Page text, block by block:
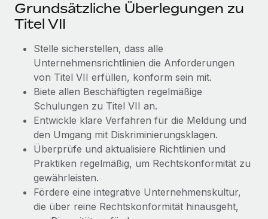
Grundsätzliche Überlegungen zu
Titel VII
Stelle sicherstellen, dass alle
Unternehmensrichtlinien die Anforderungen
von Titel VII erfüllen, konform sein mit.
Biete allen Beschäftigten regelmäßige
Schulungen zu Titel VII an.
Entwickle klare Verfahren für die Meldung und
den Umgang mit Diskriminierungsklagen.
Überprüfe und aktualisiere Richtlinien und
Praktiken regelmäßig, um Rechtskonformität zu
gewährleisten.
Fördere eine integrative Unternehmenskultur,
die über reine Rechtskonformität hinausgeht,